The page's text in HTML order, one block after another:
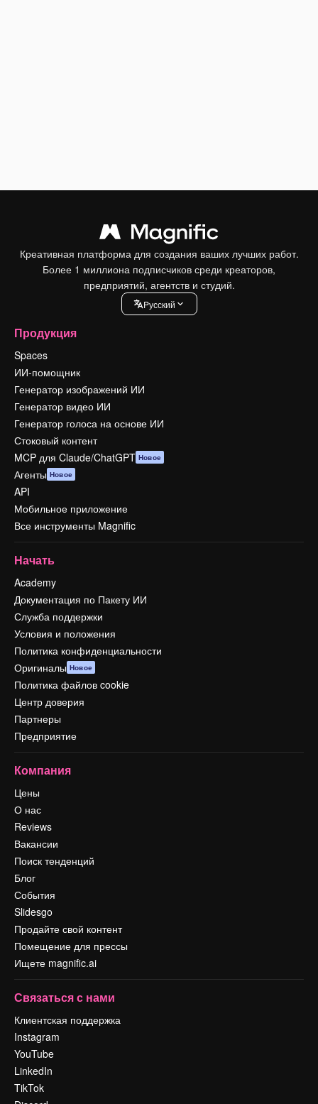
Креативная платформа для создания ваших лучших работ.
Более 1 миллиона подписчиков среди креаторов,
предприятий, агентств и студий.
Pусский
Продукция
Spaces
ИИ-помощник
Генератор изображений ИИ
Генератор видео ИИ
Генератор голоса на основе ИИ
Стоковый контент
MCP для Claude/ChatGPT Новое
Агенты Новое
API
Мобильное приложение
Все инструменты Magnific
Начать
Academy
Документация по Пакету ИИ
Служба поддержки
Условия и положения
Политика конфиденциальности
Оригиналы Новое
Политика файлов cookie
Центр доверия
Партнеры
Предприятие
Компания
Цены
О нас
Reviews
Вакансии
Поиск тенденций
Блог
События
Slidesgo
Продайте свой контент
Помещение для прессы
Ищете magnific.ai
Связаться с нами
Клиентская поддержка
Instagram
YouTube
LinkedIn
TikTok